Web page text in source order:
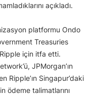
açıkladı.
platformu Ondo
Treasuries
için itfa etti.
JPMorgan’ın
Ripple’ın Singapur’daki
ödeme talimatlarını